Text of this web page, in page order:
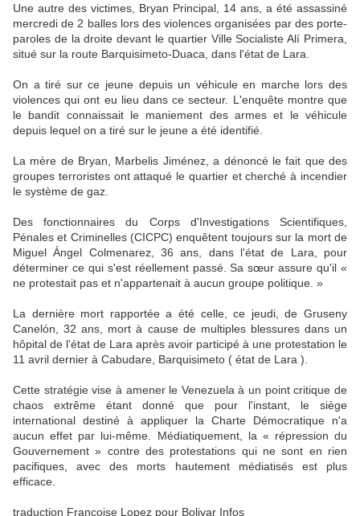
Une autre des victimes, Bryan Principal, 14 ans, a été assassiné
mercredi de 2 balles lors des violences organisées par des porte-
paroles de la droite devant le quartier Ville Socialiste Alí Primera,
situé sur la route Barquisimeto-Duaca, dans l'état de Lara.
On a tiré sur ce jeune depuis un véhicule en marche lors des
violences qui ont eu lieu dans ce secteur. L'enquête montre que
le bandit connaissait le maniement des armes et le véhicule
depuis lequel on a tiré sur le jeune a été identifié.
La mère de Bryan, Marbelis Jiménez, a dénoncé le fait que des
groupes terroristes ont attaqué le quartier et cherché à incendier
le système de gaz.
Des fonctionnaires du Corps d'Investigations Scientifiques,
Pénales et Criminelles (CICPC) enquêtent toujours sur la mort de
Miguel Ángel Colmenarez, 36 ans, dans l'état de Lara, pour
déterminer ce qui s'est réellement passé. Sa sœur assure qu'il «
ne protestait pas et n'appartenait à aucun groupe politique. »
La dernière mort rapportée a été celle, ce jeudi, de Gruseny
Canelón, 32 ans, mort à cause de multiples blessures dans un
hôpital de l'état de Lara après avoir participé à une protestation le
11 avril dernier à Cabudare, Barquisimeto ( état de Lara ).
Cette stratégie vise à amener le Venezuela à un point critique de
chaos extrême étant donné que pour l'instant, le siège
international destiné à appliquer la Charte Démocratique n'a
aucun effet par lui-même. Médiatiquement, la « répression du
Gouvernement » contre des protestations qui ne sont en rien
pacifiques, avec des morts hautement médiatisés est plus
efficace.
traduction Françoise Lopez pour Bolivar Infos